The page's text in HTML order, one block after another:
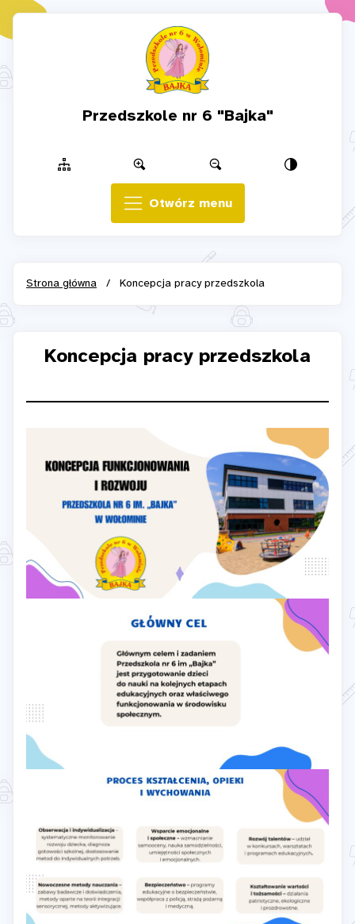
Przedszkole nr 6 "Bajka"
Otwórz menu
Strona główna / Koncepcja pracy przedszkola
Koncepcja pracy przedszkola